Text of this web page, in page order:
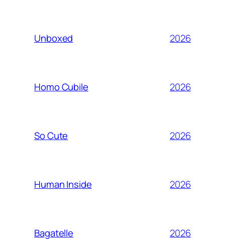
Unboxed 2026
Homo Cubile 2026
So Cute 2026
Human Inside 2026
Bagatelle 2026